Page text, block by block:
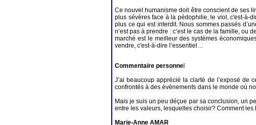
Ce nouvel humanisme doit être conscient de ses
plus sévères face à la pédophilie, le viol, c'est-à-
plus ce qui est interdit. Nous sommes passés
n’est pas à prendre : c’est le cas de la famille, ou
marché est le meilleur des systèmes
vendre, c'est-à-dire l’essentiel…
Commentaire personne
J’ai beaucoup apprécié la clarté de l’exposé de
confrontés à des évènements dans le monde où
Mais je suis un peu déçue par sa conclusion, un
entre les valeurs, lesquelles choisir? Comment
Marie-Anne AMAR